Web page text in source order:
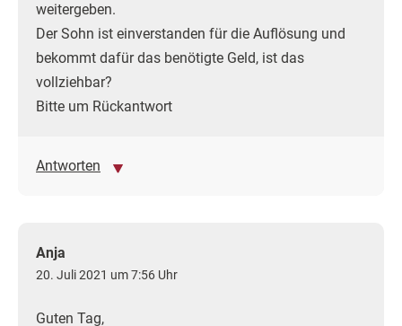
weitergeben.
Der Sohn ist einverstanden für die Auflösung und
bekommt dafür das benötigte Geld, ist das
vollziehbar?
Bitte um Rückantwort
Antworten
Anja
20. Juli 2021 um 7:56 Uhr
Guten Tag,